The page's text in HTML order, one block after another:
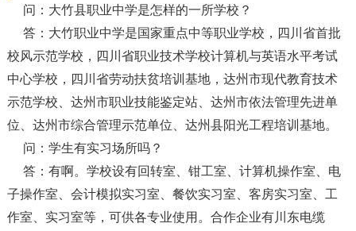
问：大竹县职业中学是怎样的一所学校？
答：大竹职业中学是国家重点中等职业学校，四川省首批
校风示范学校，四川省职业技术学校计算机与英语水平考试
中心学校，四川省劳动扶贫培训基地，达州市现代教育技术
示范学校、达州市职业技能鉴定站、达州市依法管理先进单
位、达州市综合管理示范单位、达州县阳光工程培训基地。
问：学生有实习场所吗？
答：有啊。学校设有回转室、钳工室、计算机操作室、电
子操作室、会计模拟实习室、餐饮实习室、客房实习室、工
作室、实习室等，可供各专业使用。合作企业有川东电缆